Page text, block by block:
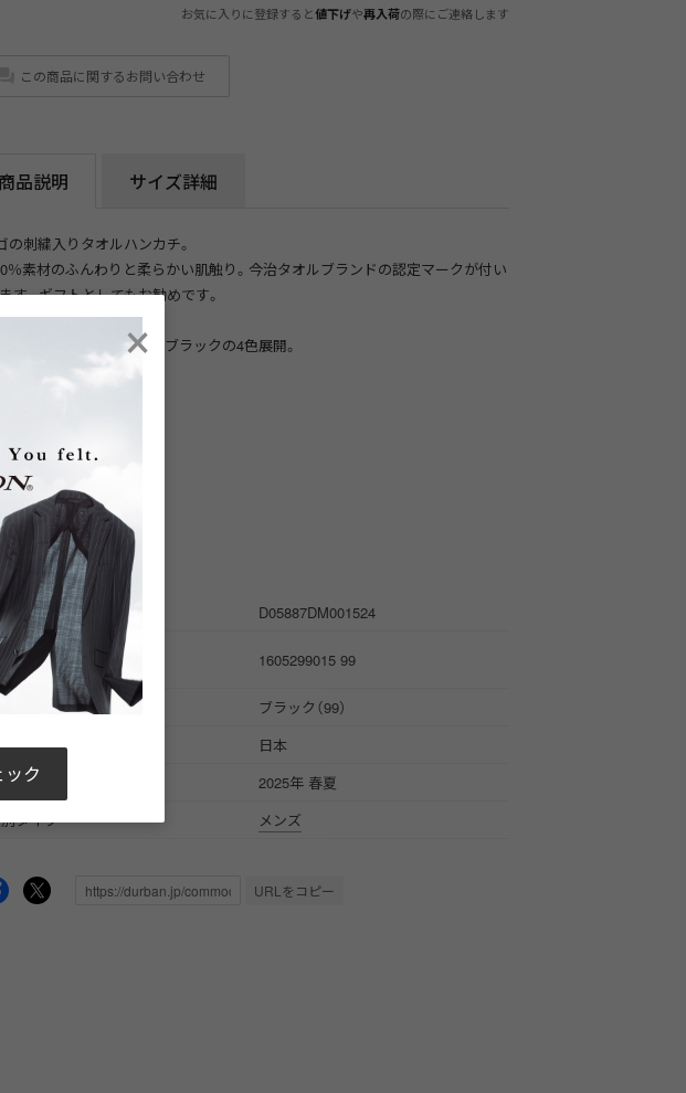
お気に入りに登録すると 値下げや再入荷の際にご連絡します
この商品に関するお問い合わせ
商品説明 サイズ詳細
の刺繍入りタオルハンカチ。
％素材のふんわりと柔らかい肌触り。今治タオルブランドの認定マークが付い
す。ギフトとしてもお勧めです。
のサイズです。
クス、ネイビー、グリーン、ブラックの4色展開。
詳細
番号
D05887DM001524
ンド商品番号
舗お問い合わせ用
1605299015 99
ブラック（99）
国
日本
ズン
2025年 春夏
タイプ
メンズ
URLをコピー
×
ク